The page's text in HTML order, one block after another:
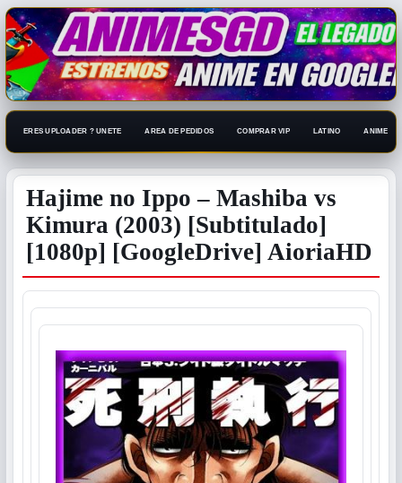
ERES UPLOADER ? UNETE AREA DE PEDIDOS COMPRAR VIP LATINO ANIME
Hajime no Ippo – Mashiba vs
Kimura (2003) [Subtitulado]
[1080p] [GoogleDrive] AioriaHD